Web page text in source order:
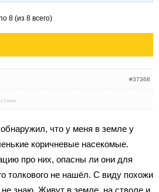
8 (из 8 всего)
#37368
что у меня в земле у
коричневые насекомые.
про них, опасны ли они для
толкового не нашёл. С виду похожи
знаю. Живут в земле, на стволе и